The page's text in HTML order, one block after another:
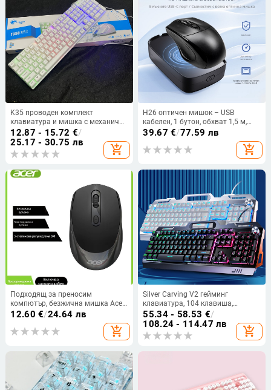
K35 проводен комплект
клавиатура и мишка с механично
усещане, подсветка, PS/2
интерфейси за ноутбук и гейминг
12.87 - 15.72 €/
25.17 - 30.75 лв
add_shopping_cart
H26 оптичен мишок – USB
кабелен, 1 бутон, обхват 1,5 м,
резолюция до третата степен
39.67 €/77.59 лв
add_shopping_cart
Подходящ за преносим
компютър, безжична мишка Acer
OMW142 2.4g, настолен таблет,
устройство на едро
12.60 €/24.64 лв
add_shopping_cart
Silver Carving V2 гейминг
клавиатура, 104 клавиша,
проводна, с подложка за длан,
Crater Architecture
55.34 - 58.53 €/
108.24 - 114.47 лв
add_shopping_cart